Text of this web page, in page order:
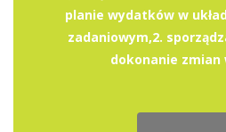
planie wydatków w
zadaniowym,2.
dokonanie zmian